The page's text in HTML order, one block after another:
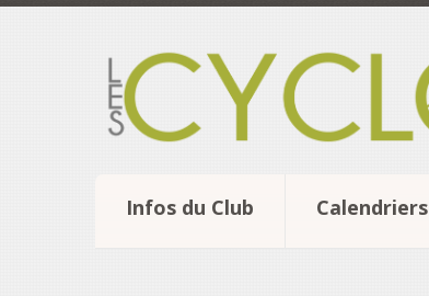
Infos du Club Calendriers